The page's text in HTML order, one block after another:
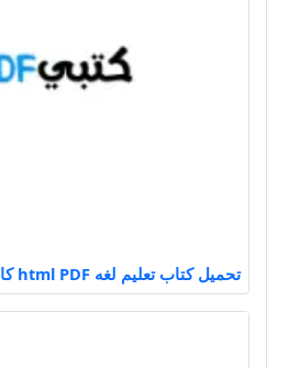
تحميل كتاب تعليم لغه html PDF كامل مجانا